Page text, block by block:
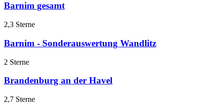
Barnim gesamt
2,3 Sterne
Barnim - Sonderauswertung Wandlitz
2 Sterne
Brandenburg an der Havel
2,7 Sterne